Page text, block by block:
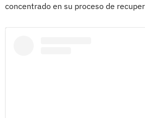
concentrado en su proceso de